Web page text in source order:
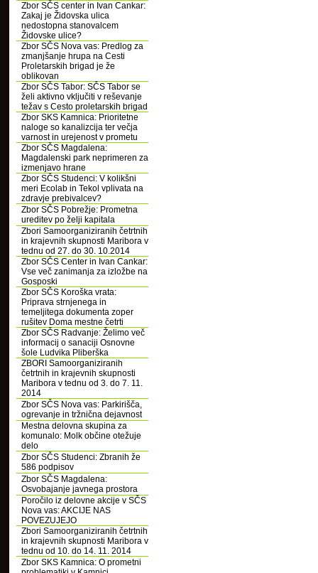
Zbor SČS center in Ivan Cankar:
Zakaj je Židovska ulica
nedostopna stanovalcem
Židovske ulice?
Zbor SČS Nova vas: Predlog za
zmanjšanje hrupa na Cesti
Proletarskih brigad je že
oblikovan
Zbor SČS Tabor: SČS Tabor se
želi aktivno vključiti v reševanje
težav s Cesto proletarskih brigad
Zbor SKS Kamnica: Prioritetne
naloge so kanalizcija ter večja
varnost in urejenost v prometu
Zbor SČS Magdalena:
Magdalenski park neprimeren za
izmenjavo hrane
Zbor SČS Studenci: V kolikšni
meri Ecolab in Tekol vplivata na
zdravje prebivalcev?
Zbor SČS Pobrežje: Prometna
ureditev po želji kapitala
Zbori Samoorganiziranih četrtnih
in krajevnih skupnosti Maribora v
tednu od 27. do 30. 10.2014
Zbor SČS Center in Ivan Cankar:
Vse več zanimanja za izložbe na
Gosposki
Zbor SČS Koroška vrata:
Priprava strnjenega in
temeljitega dokumenta zoper
rušitev Doma mestne četrti
Zbor SČS Radvanje: Želimo več
informacij o sanaciji Osnovne
šole Ludvika Pliberška
ZBORI Samoorganiziranih
četrtnih in krajevnih skupnosti
Maribora v tednu od 3. do 7. 11.
2014
Zbor SČS Nova vas: Parkirišča,
ogrevanje in tržnična dejavnost
Mestna delovna skupina za
komunalo: Molk občine otežuje
delo
Zbor SČS Studenci: Zbranih že
586 podpisov
Zbor SČS Magdalena:
Osvobajanje javnega prostora
Poročilo iz delovne akcije v SČS
Nova vas: AKCIJE NAS
POVEZUJEJO
Zbori Samoorganiziranih četrtnih
in krajevnih skupnosti Maribora v
tednu od 10. do 14. 11. 2014
Zbor SKS Kamnica: O prometni